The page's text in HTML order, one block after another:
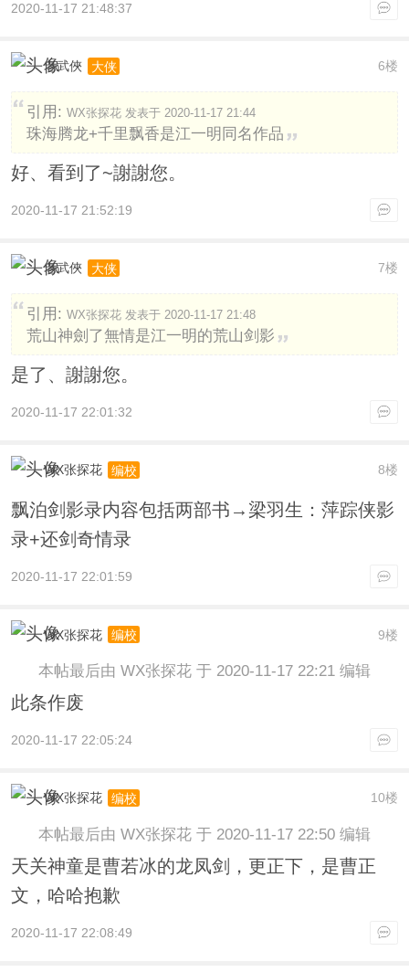
2020-11-17 21:48:37
6楼
老武俠 大侠
引用: WX张探花 发表于 2020-11-17 21:44
珠海腾龙+千里飘香是江一明同名作品
好、看到了~謝謝您。
2020-11-17 21:52:19
7楼
老武俠 大侠
引用: WX张探花 发表于 2020-11-17 21:48
荒山神劍了無情是江一明的荒山剑影
是了、謝謝您。
2020-11-17 22:01:32
8楼
WX张探花 编校
飘泊剑影录内容包括两部书→梁羽生：萍踪侠影
录+还剑奇情录
2020-11-17 22:01:59
9楼
WX张探花 编校
本帖最后由 WX张探花 于 2020-11-17 22:21 编辑
此条作废
2020-11-17 22:05:24
10楼
WX张探花 编校
本帖最后由 WX张探花 于 2020-11-17 22:50 编辑
天关神童是曹若冰的龙凤剑，更正下，是曹正
文，哈哈抱歉
2020-11-17 22:08:49